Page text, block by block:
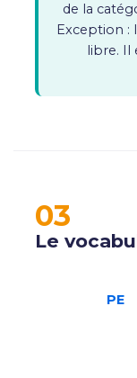
de la
Exception :
libre. Il
03
Le
PE